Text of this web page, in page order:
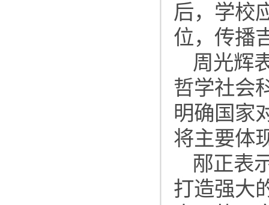
后，学校
位，传播
周光辉
哲学社会
明确国家
将主要体
邴正表
打造强大